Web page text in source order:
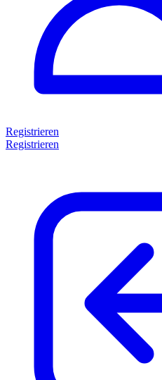
Registrieren
Registrieren